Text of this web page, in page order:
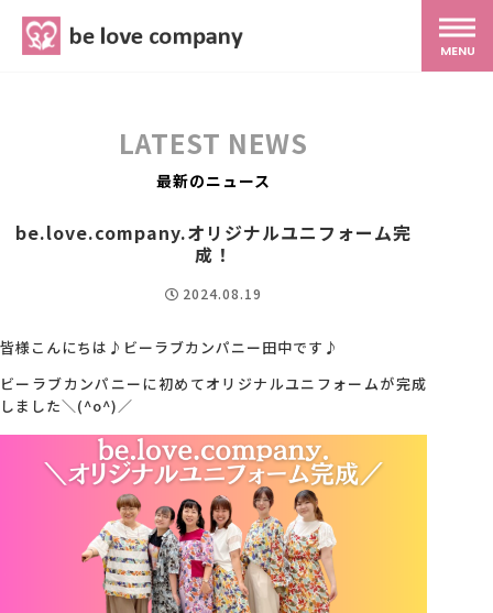
MENU
スタッフ紹介
最新ブログ
会社概要
LATEST NEWS
最新のニュース
be.love.company.オリジナルユニフォーム完
成！
2024.08.19
皆様こんにちは♪ビーラブカンパニー田中です♪
ビーラブカンパニーに初めてオリジナルユニフォームが完成
しました＼(^o^)／